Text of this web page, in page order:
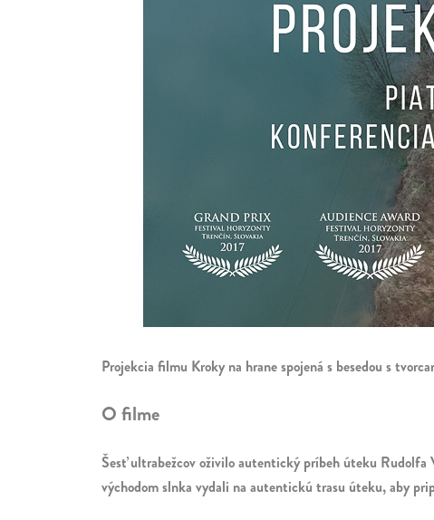
Projekcia filmu Kroky na hrane spojená s besedou s
O filme
Šesť ultrabežcov oživilo autentický príbeh úteku Rudolfa
východom slnka vydali na autentickú trasu úteku, aby